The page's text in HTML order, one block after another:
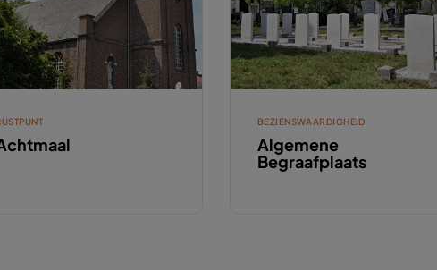
BEZIENSWAARDIGHEID
Algemene
Begraafplaats